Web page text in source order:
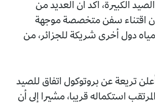
الكبيرة، أكد أن العديد من
اقتناء سفن متخصصة موجهة
مياه دول أخرى شريكة للجزائر، من
تريعة عن بروتوكول اتفاق للصيد
استكماله قريبا، مشيرا إلى أن